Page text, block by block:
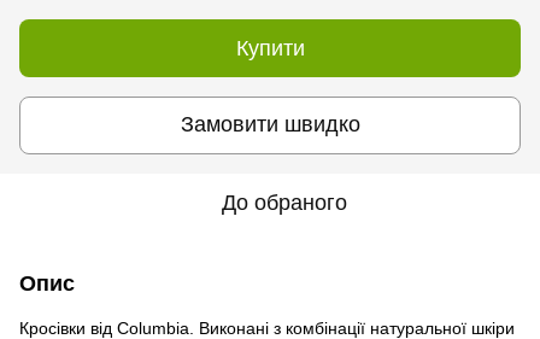
Купити
Замовити швидко
До обраного
Опис
Кросівки від Columbia. Виконані з комбінації натуральної шкіри